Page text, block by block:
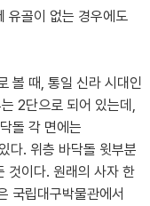
유골이 없는 경우에도
볼 때, 통일 신라 시대인
2단으로 되어 있는데,
돌 각 면에는
. 위층 바닥돌 윗부분
것이다. 원래의 사자 한
국립대구박물관에서